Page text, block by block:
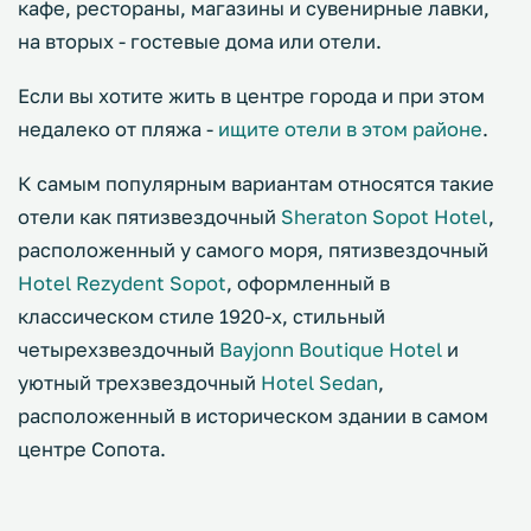
кафе, рестораны, магазины и сувенирные лавки,
на вторых - гостевые дома или отели.
Если вы хотите жить в центре города и при этом
недалеко от пляжа - ищите отели в этом районе.
К самым популярным вариантам относятся такие
отели как пятизвездочный Sheraton Sopot Hotel,
расположенный у самого моря, пятизвездочный
Hotel Rezydent Sopot, оформленный в
классическом стиле 1920-х, стильный
четырехзвездочный Bayjonn Boutique Hotel и
уютный трехзвездочный Hotel Sedan,
расположенный в историческом здании в самом
центре Сопота.